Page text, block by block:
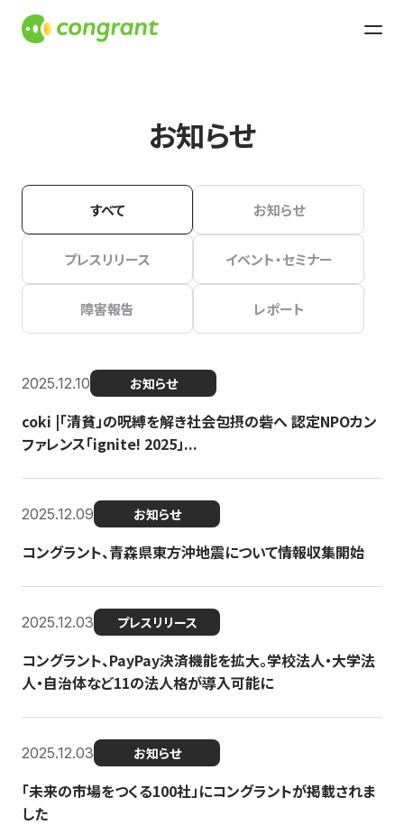
お知らせ
すべて お知らせ
プレスリリース イベント・セミナー
障害報告 レポート
2025.12.10 お知らせ
coki |「清貧」の呪縛を解き社会包摂の砦へ 認定NPOカン
ファレンス「ignite! 2025」...
2025.12.09 お知らせ
コングラント、青森県東方沖地震について情報収集開始
2025.12.03 プレスリリース
コングラント、PayPay決済機能を拡大。学校法人・大学法
人・自治体など11の法人格が導入可能に
2025.12.03 お知らせ
「未来の市場をつくる100社」にコングラントが掲載されま
した